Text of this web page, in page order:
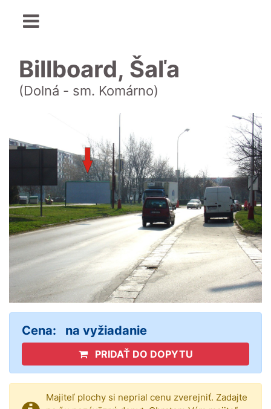
Billboard, Šaľa
(Dolná - sm. Komárno)
Cena: na vyžiadanie
PRIDAŤ DO DOPYTU
Majiteľ plochy si neprial cenu zverejniť. Zadajte